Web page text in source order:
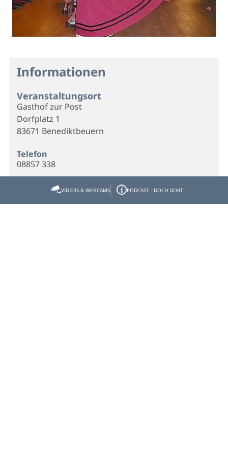
Informationen
Veranstaltungsort
Gasthof zur Post
Dorfplatz 1
83671 Benediktbeuern
Telefon
08857 338
info@gasthof-zur-post-benediktbeuern.de
VIDEOS & WEBCAMS PODCAST - DOCH DORT